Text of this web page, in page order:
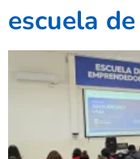
escuela